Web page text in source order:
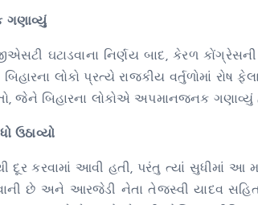
ગણાવ્યું
ઘટાડવાના નિર્ણય બાદ, કેરળ
લોકો પ્રત્યે રાજકીય વર્તુળોમાં રોષ
જેને બિહારના લોકોએ અપમાનજનક ગણાવ્યું
ઉઠાવ્યો
દૂર કરવામાં આવી હતી, પરંતુ ત્યાં સુધીમાં આ
છે અને આરજેડી નેતા તેજસ્વી યાદવ સહિત